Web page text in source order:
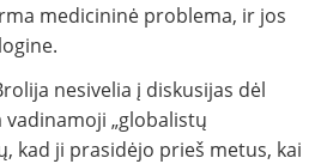
medicininė problema, ir jos
nesivelia į diskusijas dėl
vadinamoji „globalistų
kad ji prasidėjo prieš metus, kai